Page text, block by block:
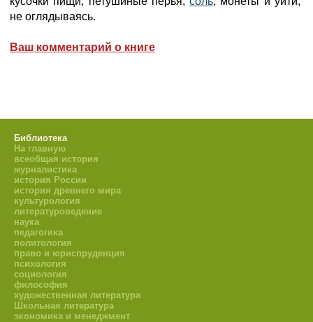
не оглядываясь.
Ваш комментарий о книге
Библиотека
На главную
всеобщая история
журналистика
история России
история древнего мира
культурология
литературоведение
наука
педагогика
политология
право и юриспруденция
психология
социология
философия
художественная литература
Школьная литература
экономика и менеджмент